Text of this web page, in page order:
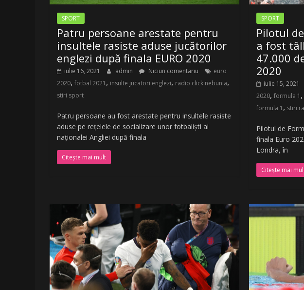
SPORT
Patru persoane arestate pentru
insultele rasiste aduse jucătorilor
englezi după finala EURO 2020
iulie 16, 2021 admin Niciun comentariu
euro
2020, fotbal 2021 , insulte jucatori englezi, radio click nebunia,
stiri sport
Patru persoane au fost arestate pentru insultele rasiste
aduse pe reţelele de socializare unor fotbalişti ai
naţionalei Angliei după finala
Citește mai mult
SPORT
Pilotul
a fost
47.000
2020
iulie 15, 2021
2020,formula 1 ,
formula 1 , stiri
Pilotul de
finala Euro
Londra, în
Citește mai